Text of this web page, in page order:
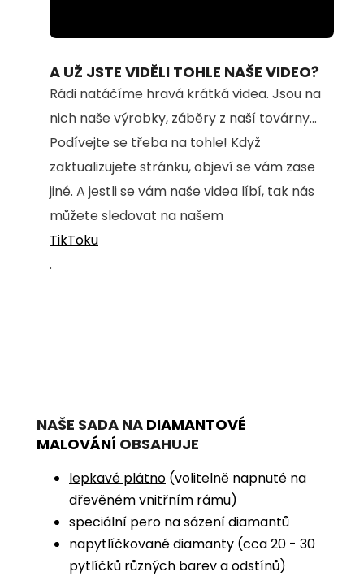
28.87%
A UŽ JSTE VIDĚLI TOHLE NAŠE VIDEO?
Rádi natáčíme hravá krátká videa. Jsou na
nich naše výrobky, záběry z naší továrny...
Podívejte se třeba na tohle! Když
zaktualizujete stránku, objeví se vám zase
jiné. A jestli se vám naše videa líbí, tak nás
můžete sledovat na našem
TikToku
.
NAŠE SADA NA DIAMANTOVÉ
MALOVÁNÍ OBSAHUJE
lepkavé plátno (volitelně napnuté na
dřevěném vnitřním rámu)
speciální pero na sázení diamantů
napytlíčkované diamanty (cca 20 - 30
pytlíčků různých barev a odstínů)